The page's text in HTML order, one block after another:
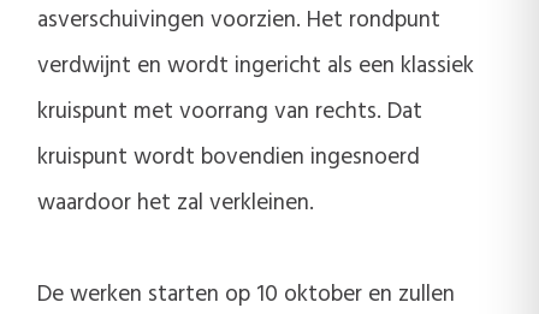
asverschuivingen voorzien. Het rondpunt
verdwijnt en wordt ingericht als een klassiek
kruispunt met voorrang van rechts. Dat
kruispunt wordt bovendien ingesnoerd
waardoor het zal verkleinen.
De werken starten op 10 oktober en zullen